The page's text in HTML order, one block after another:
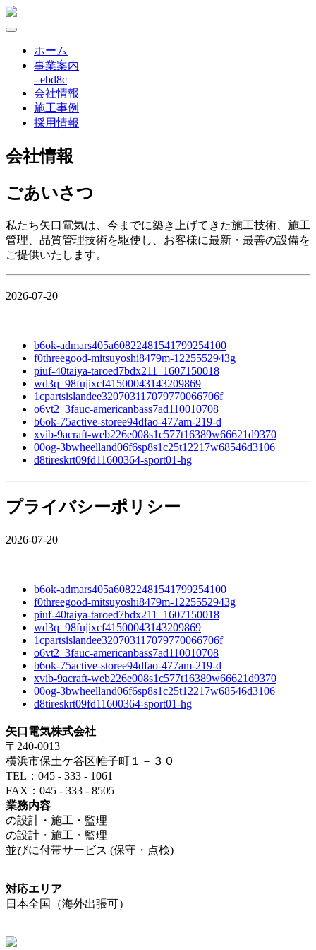
ホーム
事業案内
- ebd8c
会社情報
施工事例
採用情報
会社情報
ごあいさつ
私たち矢口電気は、今までに築き上げてきた施工技術、施工
管理、品質管理技術を駆使し、お客様に最新・最善の設備を
ご提供いたします。
2026-07-20
b6ok-admars405a60822481541799254100
f0threegood-mitsuyoshi8479m-1225552943g
piuf-40taiya-taroed7bdx211_1607150018
wd3q_98fujixcf41500043143209869
1cpartsislandee320703117079770066706f
o6vt2_3fauc-americanbass7ad110010708
b6ok-75active-storee94dfao-477am-219-d
xvib-9acraft-web226e008s1c577t16389w66621d9370
00og-3bwheelland06f6sp8s1c25t12217w68546d3106
d8tireskrt09fd11600364-sport01-hg
プライバシーポリシー
2026-07-20
b6ok-admars405a60822481541799254100
f0threegood-mitsuyoshi8479m-1225552943g
piuf-40taiya-taroed7bdx211_1607150018
wd3q_98fujixcf41500043143209869
1cpartsislandee320703117079770066706f
o6vt2_3fauc-americanbass7ad110010708
b6ok-75active-storee94dfao-477am-219-d
xvib-9acraft-web226e008s1c577t16389w66621d9370
00og-3bwheelland06f6sp8s1c25t12217w68546d3106
d8tireskrt09fd11600364-sport01-hg
矢口電気株式会社
〒240-0013
横浜市保土ケ谷区帷子町１－３０
TEL：045 - 333 - 1061
FAX：045 - 333 - 8505
業務内容
の設計・施工・監理
の設計・施工・監理
並びに付帯サービス (保守・点検)
対応エリア
日本全国（海外出張可）